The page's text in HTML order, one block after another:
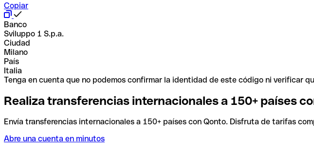
Copiar
Banco
Sviluppo 1 S.p.a.
Ciudad
Milano
País
Italia
Tenga en cuenta que no podemos confirmar la identidad de este código ni verificar
Realiza transferencias internacionales a 150+ países
Envía transferencias internacionales a 150+ países con Qonto. Disfruta de tarifas
Abre una cuenta en minutos